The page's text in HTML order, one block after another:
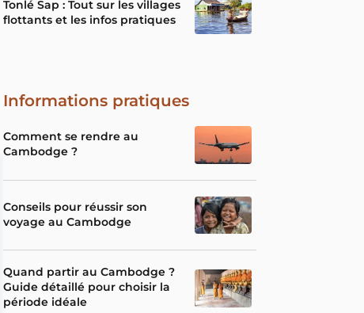
Tonlé Sap : Tout sur les villages
flottants et les infos pratiques
Informations pratiques
Comment se rendre au
Cambodge ?
Conseils pour réussir son
voyage au Cambodge
Quand partir au Cambodge ?
Guide détaillé pour choisir la
période idéale